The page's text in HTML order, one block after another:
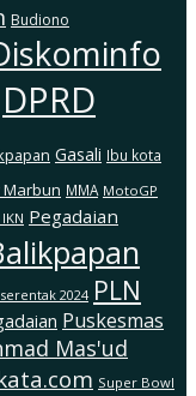
Budiono
DPRD
Gasali Ibu kota
MMA MotoGP
Pegadaian
2024 PLN
Puskesmas
Mas'ud
Super Bowl